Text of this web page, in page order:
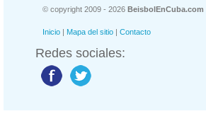
© copyright 2009 - 2026 BeisbolEnCuba.com
Inicio | Mapa del sitio | Contacto
Redes sociales: